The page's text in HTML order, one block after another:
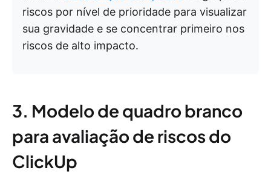
riscos por nível de prioridade para visualizar
sua gravidade e se concentrar primeiro nos
riscos de alto impacto.
3. Modelo de quadro branco
para avaliação de riscos do
ClickUp